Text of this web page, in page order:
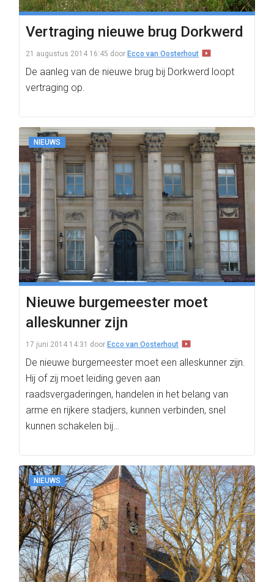
Vertraging nieuwe brug Dorkwerd
21 augustus 2014 16:45 door Ecco van Oosterhout
De aanleg van de nieuwe brug bij Dorkwerd loopt
vertraging op.
NIEUWS
Nieuwe burgemeester moet
alleskunner zijn
17 juni 2014 14:31 door Ecco van Oosterhout
De nieuwe burgemeester moet een alleskunner zijn.
Hij of zij moet leiding geven aan
raadsvergaderingen, handelen in het belang van
arme en rijkere stadjers, kunnen verbinden, snel
kunnen schakelen bij…
NIEUWS